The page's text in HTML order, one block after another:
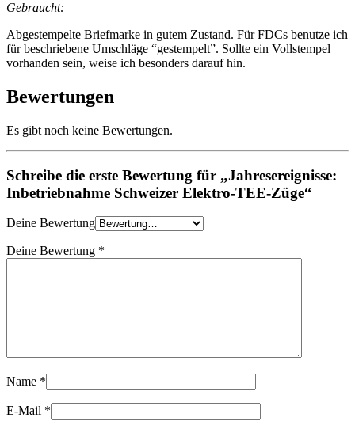
Gebraucht:
Abgestempelte Briefmarke in gutem Zustand. Für FDCs benutze ich
für beschriebene Umschläge “gestempelt”. Sollte ein Vollstempel
vorhanden sein, weise ich besonders darauf hin.
Bewertungen
Es gibt noch keine Bewertungen.
Schreibe die erste Bewertung für „Jahresereignisse:
Inbetriebnahme Schweizer Elektro-TEE-Züge“
Deine Bewertung
Deine Bewertung *
Name *
E-Mail *